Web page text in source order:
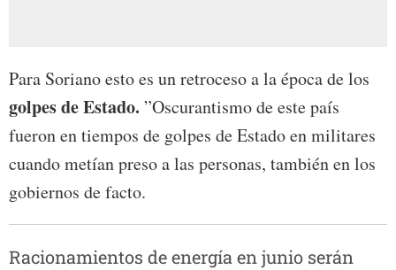
Para Soriano esto es un retroceso a la época de los
golpes de Estado. ”Oscurantismo de este país
fueron en tiempos de golpes de Estado en militares
cuando metían preso a las personas, también en los
gobiernos de facto.
Racionamientos de energía en junio serán